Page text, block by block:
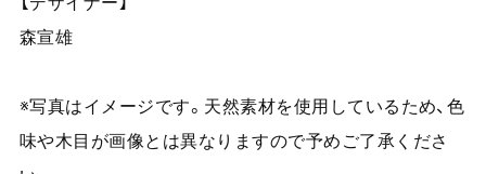
森宣雄
※写真はイメージです。天然素材を使用しているため、色
味や木目が画像とは異なりますので予めご了承くださ